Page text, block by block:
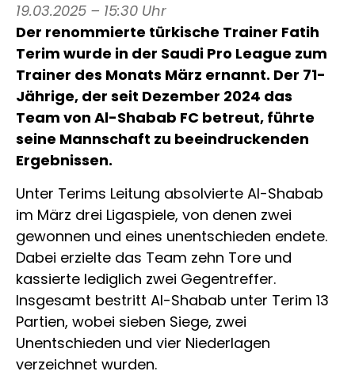
19.03.2025 – 15:30 Uhr
Der renommierte türkische Trainer Fatih
Terim wurde in der Saudi Pro League zum
Trainer des Monats März ernannt. Der 71-
Jährige, der seit Dezember 2024 das
Team von Al-Shabab FC betreut, führte
seine Mannschaft zu beeindruckenden
Ergebnissen.
Unter Terims Leitung absolvierte Al-Shabab
im März drei Ligaspiele, von denen zwei
gewonnen und eines unentschieden endete.
Dabei erzielte das Team zehn Tore und
kassierte lediglich zwei Gegentreffer.
Insgesamt bestritt Al-Shabab unter Terim 13
Partien, wobei sieben Siege, zwei
Unentschieden und vier Niederlagen
verzeichnet wurden.